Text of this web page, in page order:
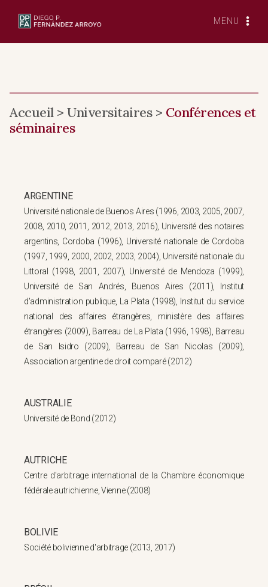
MENU
Accueil > Universitaires > Conférences et
séminaires
ARGENTINE
Université nationale de Buenos Aires (1996, 2003, 2005, 2007,
2008, 2010, 2011, 2012, 2013, 2016), Université des notaires
argentins, Cordoba (1996), Université nationale de Cordoba
(1997, 1999, 2000, 2002, 2003, 2004), Université nationale du
Littoral (1998, 2001, 2007), Université de Mendoza (1999),
Université de San Andrés, Buenos Aires (2011), Institut
d'administration publique, La Plata (1998), Institut du service
national des affaires étrangères, ministère des affaires
étrangères (2009), Barreau de La Plata (1996, 1998), Barreau
de San Isidro (2009), Barreau de San Nicolas (2009),
Association argentine de droit comparé (2012)
AUSTRALIE
Université de Bond (2012)
AUTRICHE
Centre d'arbitrage international de la Chambre économique
fédérale autrichienne, Vienne (2008)
BOLIVIE
Société bolivienne d'arbitrage (2013, 2017)